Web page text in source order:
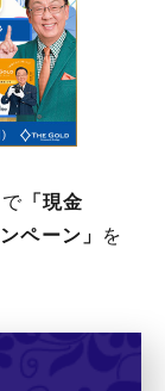
で 「現金
ペーン」 を